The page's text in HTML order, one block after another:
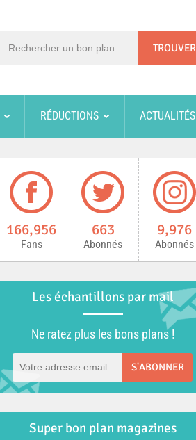
RÉDUCTIONS ACTUALITÉS
166,956
Fans
663
Abonnés
9,976
Abonnés
Les échantillons par mail
Ne ratez plus les bons plans !
S'ABONNER
Super bon plan magazines